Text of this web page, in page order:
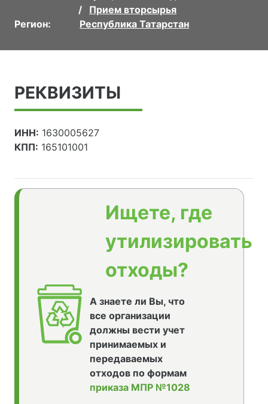
Прием вторсырья
Регион:
Республика Татарстан
РЕКВИЗИТЫ
ИНН: 1630005627
КПП: 165101001
Ищете, где
утилизировать
отходы?
А знаете ли Вы, что
все организации
должны вести учет
принимаемых и
передаваемых
отходов по формам
приказа МПР №1028